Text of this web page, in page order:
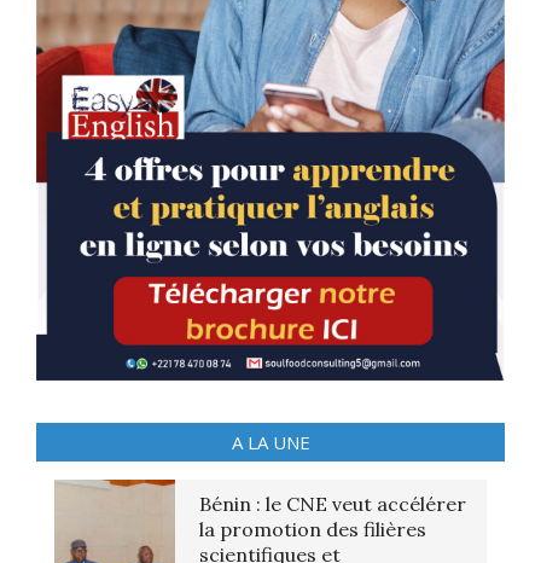
A LA UNE
Bénin : le CNE veut accélérer
la promotion des filières
scientifiques et